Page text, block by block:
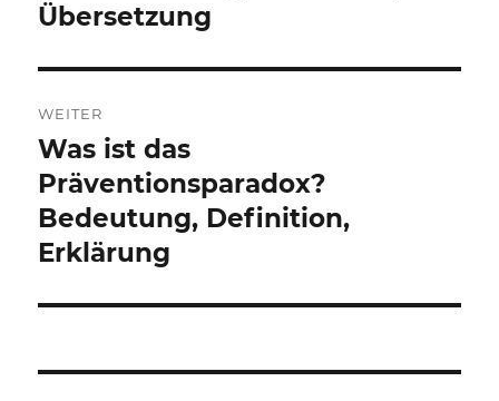
Übersetzung
WEITER
Nächster
Beitrag:
Was ist das
Präventionsparadox?
Bedeutung, Definition,
Erklärung